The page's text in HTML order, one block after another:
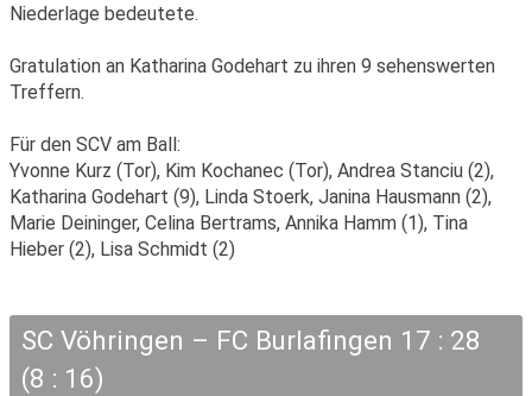
Niederlage bedeutete.
Gratulation an Katharina Godehart zu ihren 9 sehenswerten
Treffern.
Für den SCV am Ball:
Yvonne Kurz (Tor), Kim Kochanec (Tor), Andrea Stanciu (2),
Katharina Godehart (9), Linda Stoerk, Janina Hausmann (2),
Marie Deininger, Celina Bertrams, Annika Hamm (1), Tina
Hieber (2), Lisa Schmidt (2)
SC Vöhringen – FC Burlafingen 17 : 28
(8 : 16)